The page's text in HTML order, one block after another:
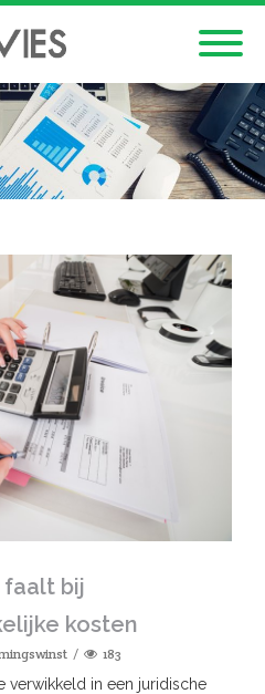
faalt bij
kosten
183
verwikkeld in een juridische